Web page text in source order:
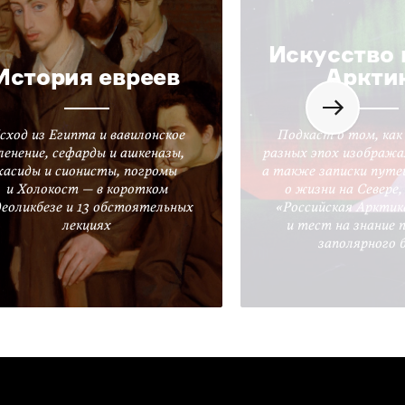
евреев
из Египта и вавилонское
сефарды и ашкеназы,
и сионисты, погромы
и Холокост — в коротком
и 13 обстоятельных
лекциях
Искусство
Подкаст о том,
разных эпох
а также записки
о жизни на
«Российская
и тест на знание
заполярного